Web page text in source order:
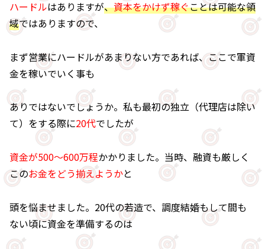
ハードルはありますが、資本をかけず稼ぐことは可能な領
域ではありますので、
まず営業にハードルがあまりない方であれば、ここで軍資
金を稼いでいく事も
ありではないでしょうか。私も最初の独立（代理店は除い
て）をする際に20代でしたが
資金が500～600万程かかりました。当時、融資も厳しく
このお金をどう揃えようかと
頭を悩ませました。20代の若造で、調度結婚もして間も
ない頃に資金を準備するのは